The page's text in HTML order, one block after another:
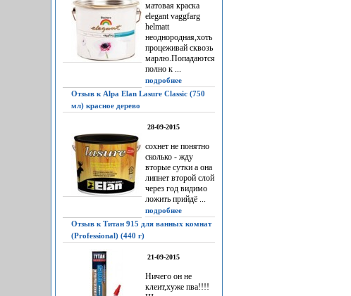
матовая краска
elegant vaggfarg
helmatt
неоднородная,хоть
процеживай сквозь
марлю.Попадаются
полно к ...
подробнее
Отзыв к Alpa Elan Lasure Classic (750
мл) красное дерево
28-09-2015
сохнет не понятно
сколько - жду
вторые сутки а она
липнет второй слой
через год видимо
ложить прийдё ...
подробнее
Отзыв к Титан 915 для ванных комнат
(Professional) (440 г)
21-09-2015
Ничего он не
клеит,хуже пва!!!!